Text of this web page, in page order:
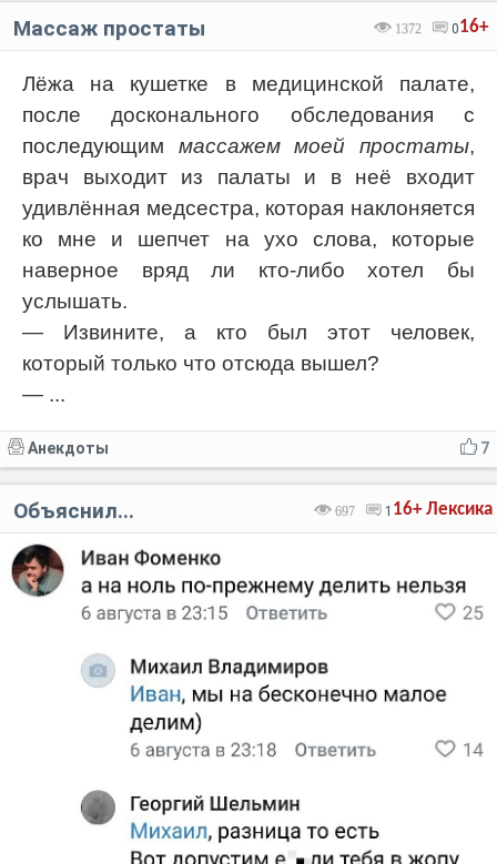
16+
1372 0
Массаж простаты
Лёжа на кушетке в медицинской палате,
после досконального обследования с
последующим массажем моей простаты,
врач выходит из палаты и в неё входит
удивлённая медсестра, которая наклоняется
ко мне и шепчет на ухо слова, которые
наверное вряд ли кто-либо хотел бы
услышать.
— Извините, а кто был этот человек,
который только что отсюда вышел?
— ...
7
Анекдоты
Лексика
16+
697 1
Объяснил...